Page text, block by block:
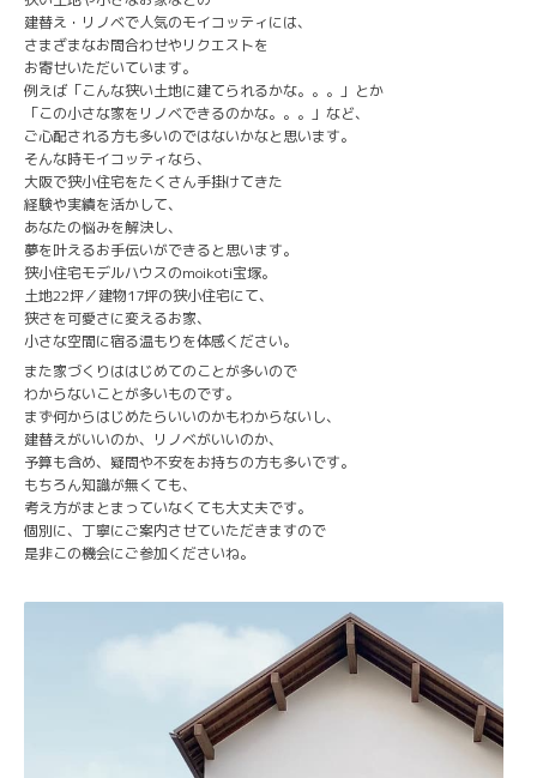
建替え・リノベで人気のモイコッティには、
さまざまなお問合わせやリクエストを
お寄せいただいています。
例えば「こんな狭い土地に建てられるかな。。。」とか
「この小さな家をリノベできるのかな。。。」など、
ご心配される方も多いのではないかなと思います。
そんな時モイコッティなら、
大阪で狭小住宅をたくさん手掛けてきた
経験や実績を活かして、
あなたの悩みを解決し、
夢を叶えるお手伝いができると思います。
狭小住宅モデルハウスのmoikoti宝塚。
土地22坪／建物17坪の狭小住宅にて、
狭さを可愛さに変えるお家、
小さな空間に宿る温もりを体感ください。
また家づくりははじめてのことが多いので
わからないことが多いものです。
まず何からはじめたらいいのかもわからないし、
建替えがいいのか、リノベがいいのか、
予算も含め、疑問や不安をお持ちの方も多いです。
もちろん知識が無くても、
考え方がまとまっていなくても大丈夫です。
個別に、丁寧にご案内させていただきますので
是非この機会にご参加くださいね。